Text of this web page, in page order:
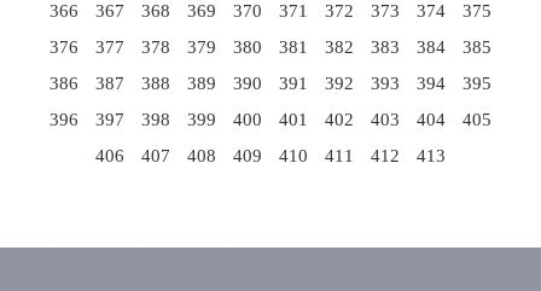
366
367 368 369 370 371 372 373 374
375
376
377 378 379 380 381 382 383 384
385
386
387 388 389 390 391 392 393 394
395
396
397 398 399 400 401 402 403 404
405
406
407 408 409 410 411 412 413